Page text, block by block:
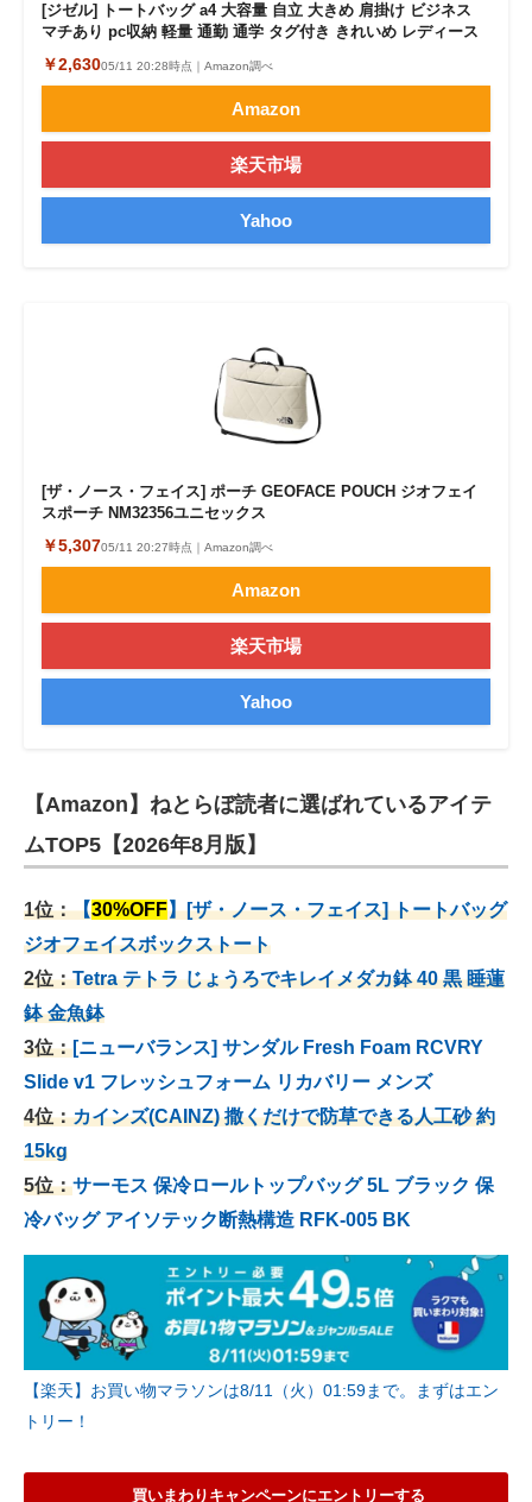
[ジゼル] トートバッグ a4 大容量 自立 大きめ 肩掛け ビジネス
マチあり pc収納 軽量 通勤 通学 タグ付き きれいめ レディース
￥2,63005/11 20:28時点｜Amazon調べ
Amazon
楽天市場
Yahoo
[ザ・ノース・フェイス] ポーチ GEOFACE POUCH ジオフェイ
スポーチ NM32356ユニセックス
￥5,30705/11 20:27時点｜Amazon調べ
Amazon
楽天市場
Yahoo
【Amazon】ねとらぼ読者に選ばれているアイテ
ムTOP5【2026年8月版】
1位：【30%OFF】[ザ・ノース・フェイス] トートバッグ
ジオフェイスボックストート
2位：Tetra テトラ じょうろでキレイメダカ鉢 40 黒 睡蓮
鉢 金魚鉢
3位：[ニューバランス] サンダル Fresh Foam RCVRY
Slide v1 フレッシュフォーム リカバリー メンズ
4位：カインズ(CAINZ) 撒くだけで防草できる人工砂 約
15kg
5位：サーモス 保冷ロールトップバッグ 5L ブラック 保
冷バッグ アイソテック断熱構造 RFK-005 BK
【楽天】お買い物マラソンは8/11（火）01:59まで。まずはエン
トリー！
買いまわりキャンペーンにエントリーする